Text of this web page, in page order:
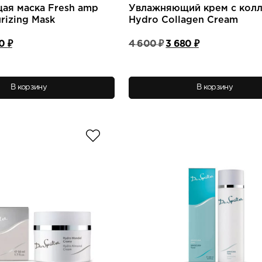
маска Fresh amp
Mask
₽Текущая
цена:
В корзину
Увлажняющий крем с
Hydro Collagen Cream
4 600₽ Первоначальная
цена
3 680 ₽Текущая
цена:
В корзину